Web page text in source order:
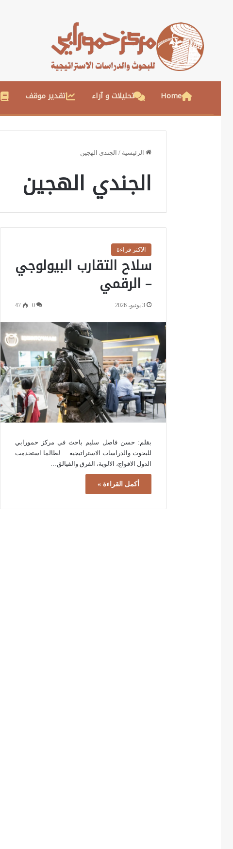
Home تحليلات و آراء تقدير موقف
الرئيسية / الجندي الهجين
الجندي الهجين
الاكثر قراءة
سلاح التقارب البيولوجي
– الرقمي
3 يونيو، 2026 0
47
بقلم: حسن فاضل سليم باحث في مركز حمورابي
للبحوث والدراسات الاستراتيجية لطالما استخدمت
الدول الافواج، الالوية، الفرق والفيالق…
أكمل القراءة »